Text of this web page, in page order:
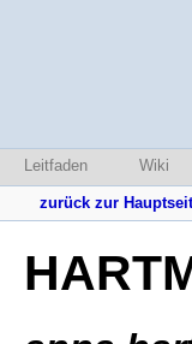
Leitfaden Wiki
zurück zur